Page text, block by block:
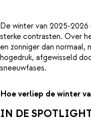
De winter van 2025-
sterke contrasten. Over
en zonniger dan
hogedruk, afgewisseld
sneeuwfases.
Hoe verliep de winter
IN DE